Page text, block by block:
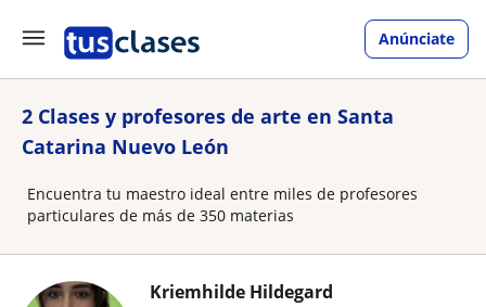
Anúnciate
2 Clases y profesores de arte en Santa
Catarina Nuevo León
Encuentra tu maestro ideal entre miles de profesores
particulares de más de 350 materias
Kriemhilde Hildegard